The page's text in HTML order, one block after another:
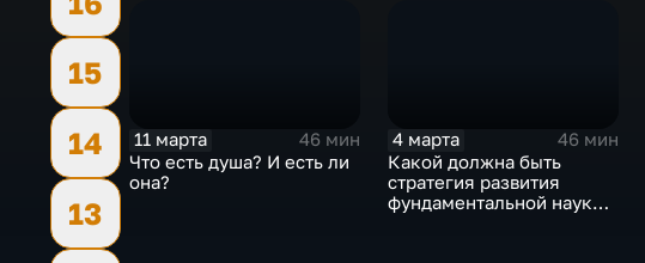
15
14
13
11 марта
46 мин
Что есть душа? И есть ли
она?
4 марта
46 мин
Какой должна быть
стратегия развития
фундаментальной науки в